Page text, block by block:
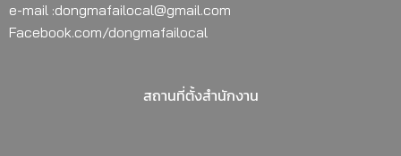
e-mail :dongmafailocal@gmail.com
Facebook.com/dongmafailocal
สถานที่ตั้งสำนักงาน